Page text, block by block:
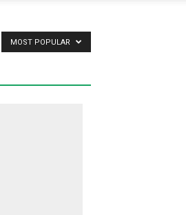
MOST POPULAR